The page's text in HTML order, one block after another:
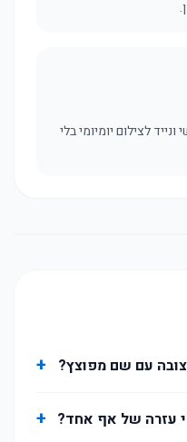
לצילום יומיומי בלי
עם שם מפוצץ? +
עזרה של אף אחד? +